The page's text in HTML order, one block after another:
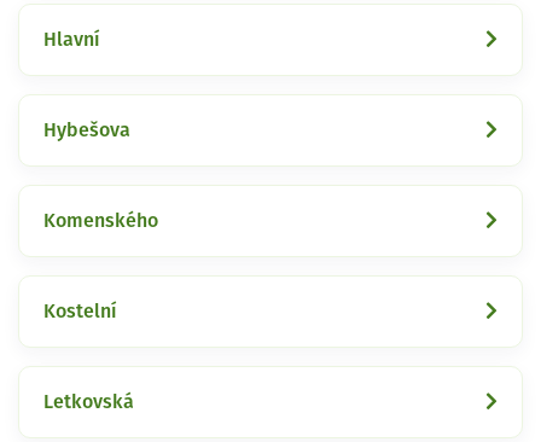
Hlavní
Hybešova
Komenského
Kostelní
Letkovská